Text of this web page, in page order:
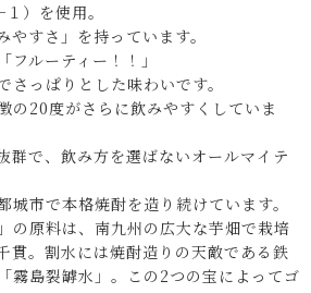
）を使用。
やすさ」を持っています。
ルーティー！！」
っぱりとした味わいです。
の20度がさらに飲みやすくしていま
群で、飲み方を選ばないオールマイテ
城市で本格焼酎を造り続けています。
の原料は、南九州の広大な芋畑で栽培
貫。割水には焼酎造りの天敵である鉄
霧島裂罅水」。この2つの宝によってゴ